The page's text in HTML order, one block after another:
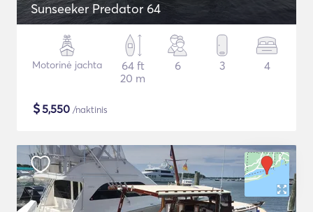
Sunseeker Predator 64
Motorinė jachta
64 ft
20 m
6 3 4
$5,550 /naktinis